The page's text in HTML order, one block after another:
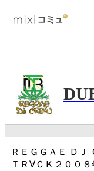
ＲＥＧＧＡＥ ＤＪ
ＴＲ∀ＣＫ２００